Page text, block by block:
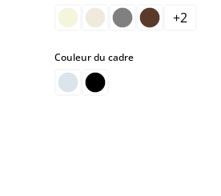
+2
Couleur du cadreselect